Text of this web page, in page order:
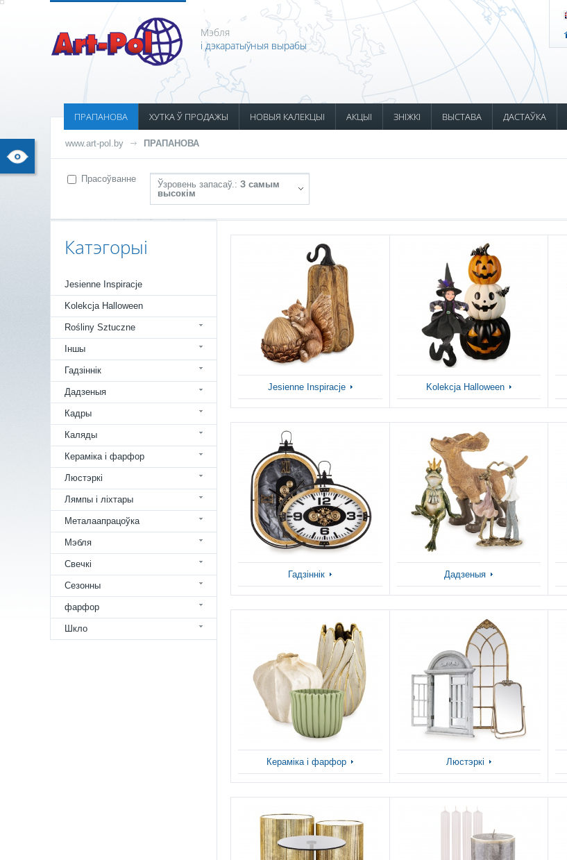
Мэбля
і дэкаратыўныя вырабы
ПРАПАНОВА ХУТКА Ў ПРОДАЖЫ НОВЫЯ КАЛЕКЦЫІ АКЦЫІ ЗНІЖКІ ВЫСТАВА ДАСТАЎКА
www.art-pol.by ПРАПАНОВА
Прасоўванне
Ўзровень запасаў.: З самым
высокім
Катэгорыі
Jesienne Inspiracje
Kolekcja Halloween
Rośliny Sztuczne
Іншы
Гадзіннік
Дадзеныя
Кадры
Каляды
Кераміка і фарфор
Люстэркі
Лямпы і ліхтары
Металаапрацоўка
Мэбля
Свечкі
Сезонны
фарфор
Шкло
Jesienne Inspiracje Kolekcja Halloween
Гадзіннік Дадзеныя
Кераміка і фарфор Люстэркі